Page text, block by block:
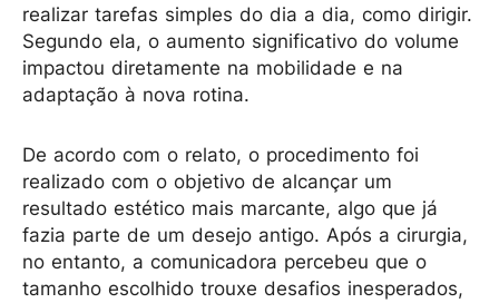
realizar tarefas simples do dia a dia, como dirigir.
Segundo ela, o aumento significativo do volume
impactou diretamente na mobilidade e na
adaptação à nova rotina.
De acordo com o relato, o procedimento foi
realizado com o objetivo de alcançar um
resultado estético mais marcante, algo que já
fazia parte de um desejo antigo. Após a cirurgia,
no entanto, a comunicadora percebeu que o
tamanho escolhido trouxe desafios inesperados,